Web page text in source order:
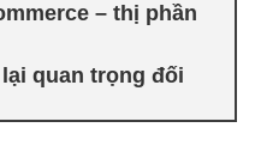
– thị phần
quan trọng đối